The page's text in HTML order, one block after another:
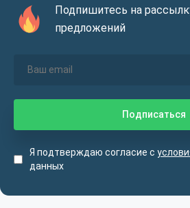
Подпишитесь на
предложений
Я подтверждаю согласие с
данных